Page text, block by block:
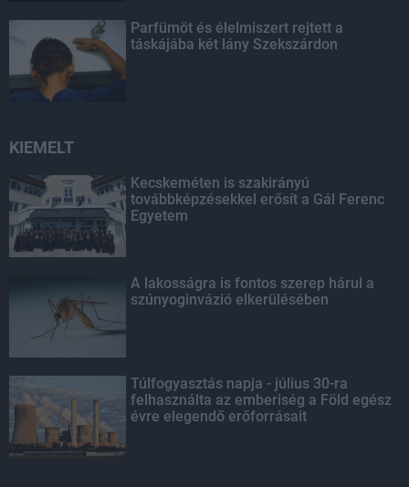
Parfümöt és élelmiszert rejtett a
táskájába két lány Szekszárdon
KIEMELT
Kecskeméten is szakirányú
továbbképzésekkel erősít a Gál Ferenc
Egyetem
A lakosságra is fontos szerep hárul a
szúnyoginvázió elkerülésében
Túlfogyasztás napja - július 30-ra
felhasználta az emberiség a Föld egész
évre elegendő erőforrásait